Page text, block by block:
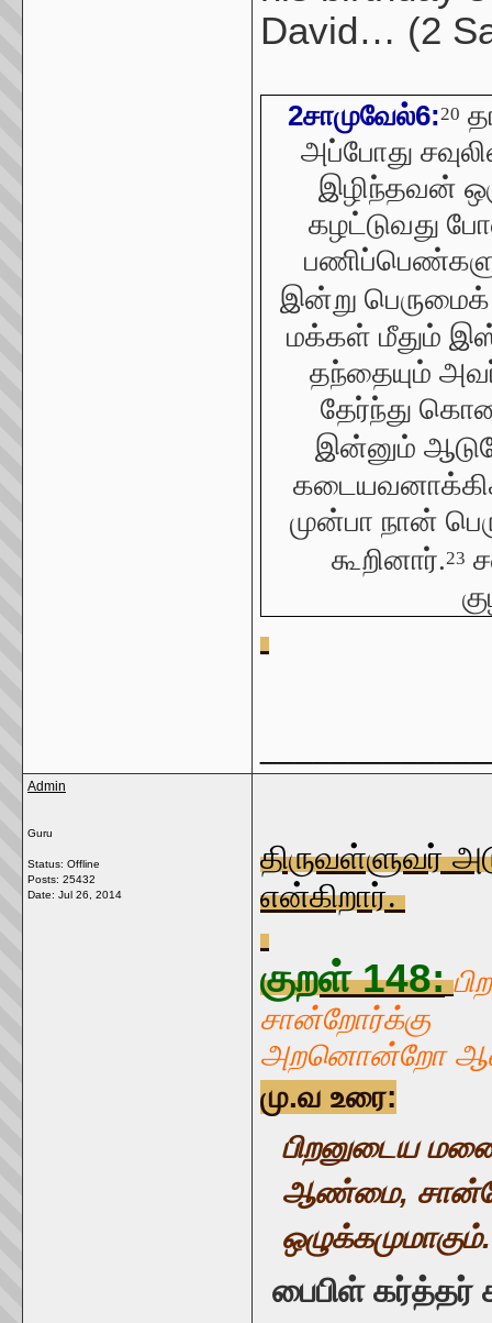
2சாமுவேல்6:20
அப்போது
இழிந்தவன்
கழட்டுவது
இன்று
மக்கள் மீதும்
தந்தையும்
தேர்ந்து
இன்னும்
முன்பா நான்
கூறினார்.23
Admin
Guru
Status: Offline
Posts: 25432
Date: Jul 26, 2014
திருவள்ளுவர்
என்கிறார்.
குறள் 148:
சான்றோர்க்கு
அறனொன்றோ
மு.வ உரை:
பிறனுடைய
ஆண்மை,
ஒழுக்கமுமாகும்.
பைபிள்